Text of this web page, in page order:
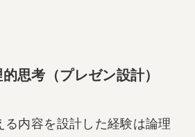
思考（プレゼン設計）
る内容を設計した経験は論理